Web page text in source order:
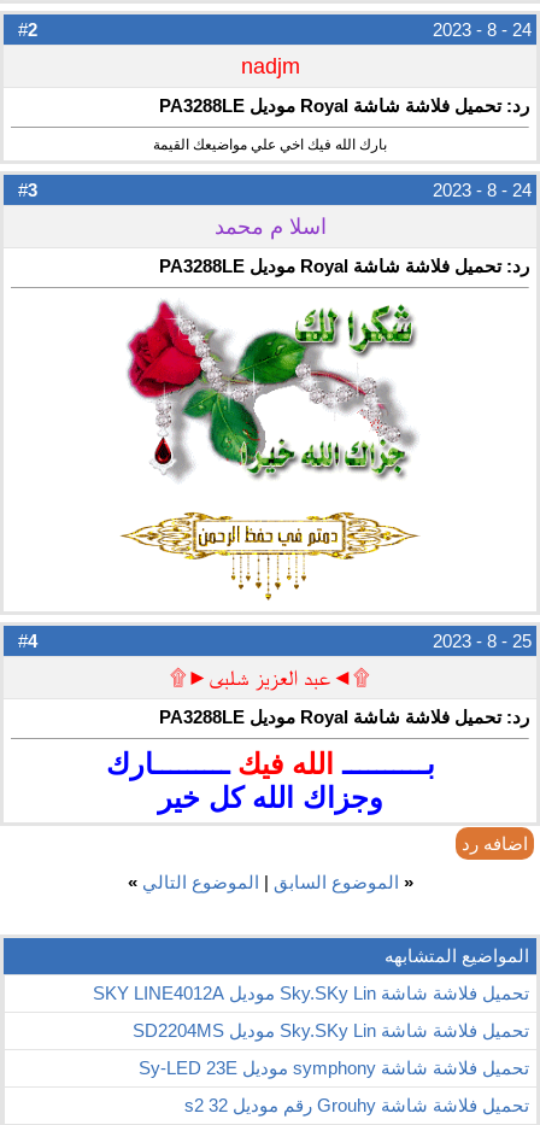
2 24 - 8 - 2023
nadjm
رد: تحميل فلاشة شاشة Royal موديل PA3288LE
بارك الله فيك اخي علي مواضيعك القيمة
3 24 - 8 - 2023
اسلا م محمد
رد: تحميل فلاشة شاشة Royal موديل PA3288LE
#
4 25 - 8 - 2023
۩◄عبد العزيز شلبى►۩
رد: تحميل فلاشة شاشة Royal موديل PA3288LE
بــــــــــ الله فيك ـــــــــارك
وجزاك الله كل خير
اضافه رد
« الموضوع السابق | الموضوع التالي »
المواضيع المتشابهه
تحميل فلاشة شاشة Sky.SKy Lin موديل SKY LINE4012A
تحميل فلاشة شاشة Sky.SKy Lin موديل SD2204MS
تحميل فلاشة شاشة symphony موديل Sy-LED 23E
تحميل فلاشة شاشة Grouhy رقم موديل 32 s2